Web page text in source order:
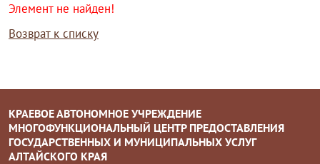
Элемент не найден!
Возврат к списку
КРАЕВОЕ АВТОНОМНОЕ УЧРЕЖДЕНИЕ
МНОГОФУНКЦИОНАЛЬНЫЙ ЦЕНТР ПРЕДОСТАВЛЕНИЯ
ГОСУДАРСТВЕННЫХ И МУНИЦИПАЛЬНЫХ УСЛУГ
АЛТАЙСКОГО КРАЯ